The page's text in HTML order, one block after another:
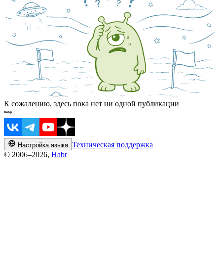
К сожалению, здесь пока нет ни одной публикации
Настройка языка Техническая поддержка
© 2006–2026, Habr